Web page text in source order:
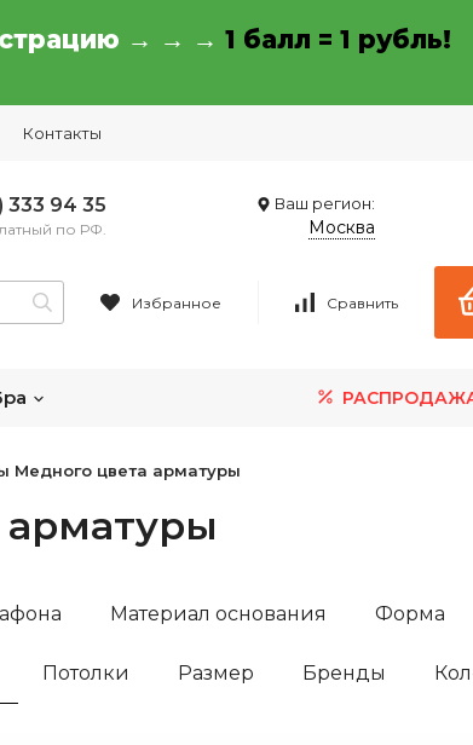
→ → → 1 балл = 1 рубль!
Контакты
333 94 35
по РФ.
Ваш регион:
Москва
Избранное Сравнить
Медного цвета арматуры
Материал основания Форма
Потолки Размер Бренды